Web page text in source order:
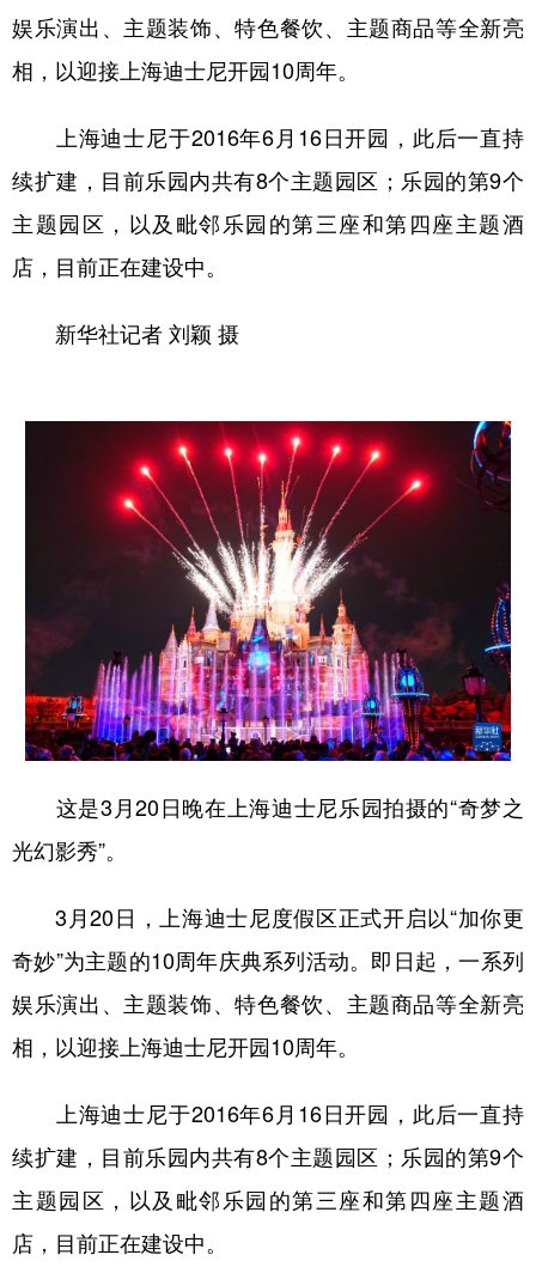
娱乐演出、主题装饰、特色餐饮、主题商品等全新亮
相，以迎接上海迪士尼开园10周年。
上海迪士尼于2016年6月16日开园，此后一直持
续扩建，目前乐园内共有8个主题园区；乐园的第9个
主题园区，以及毗邻乐园的第三座和第四座主题酒
店，目前正在建设中。
新华社记者 刘颖 摄
这是3月20日晚在上海迪士尼乐园拍摄的“奇梦之
光幻影秀”。
3月20日，上海迪士尼度假区正式开启以“加你更
奇妙”为主题的10周年庆典系列活动。即日起，一系列
娱乐演出、主题装饰、特色餐饮、主题商品等全新亮
相，以迎接上海迪士尼开园10周年。
上海迪士尼于2016年6月16日开园，此后一直持
续扩建，目前乐园内共有8个主题园区；乐园的第9个
主题园区，以及毗邻乐园的第三座和第四座主题酒
店，目前正在建设中。